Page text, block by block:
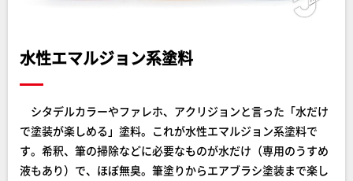
水性エマルジョン系塗料
シタデルカラーやファレホ、アクリジョンと言った「水だけ
で塗装が楽しめる」塗料。これが水性エマルジョン系塗料で
す。希釈、筆の掃除などに必要なものが水だけ（専用のうすめ
液もあり）で、ほぼ無臭。筆塗りからエアブラシ塗装まで楽し